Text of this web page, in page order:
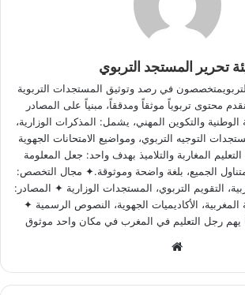
تحرير المستجد التربوي
في رصد وتوثيق المستجدات التربوية
محتوى تربوياً موثقاً ومدققاً، مبنياً على المصادر
الوطنية والتكوين المهني، يشمل: المذكرات الوزارية،
التوجيه التربوي، ومواضيع الامتحانات الجهوية
المغاربة والتلاميذ بهدف واحد: جعل المعلومة
الجميع، بلغة واضحة وموثوقة.✦ مجال التخصص:
التقويم التربوي، المستجدات الوزارية ✦ المصادر:
المغربية، الأكاديميات الجهوية، النصوص الرسمية ✦
يهم رجل التعليم في المغرب في مكان واحد موثوق
b